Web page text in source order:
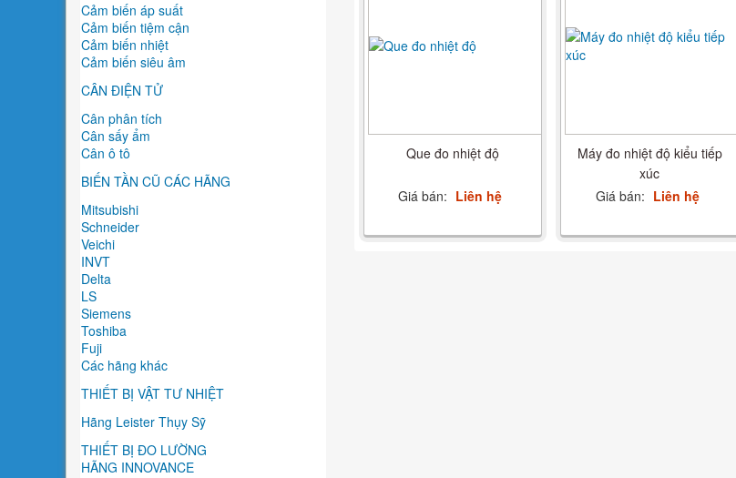
Que đo nhiệt độ
Giá bán: Liên hệ
Máy đo nhiệt độ kiểu tiếp
xúc
Giá bán: Liên hệ
Cảm biến áp suất
Cảm biến tiệm cận
Cảm biến nhiệt
Cảm biến siêu âm
CÂN ĐIỆN TỬ
Cân phân tích
Cân sấy ẩm
Cân ô tô
BIẾN TẦN CŨ CÁC HÃNG
Mitsubishi
Schneider
Veichi
INVT
Delta
LS
Siemens
Toshiba
Fuji
Các hãng khác
THIẾT BỊ VẬT TƯ NHIỆT
Hãng Leister Thụy Sỹ
THIẾT BỊ ĐO LƯỜNG
HÃNG INNOVANCE